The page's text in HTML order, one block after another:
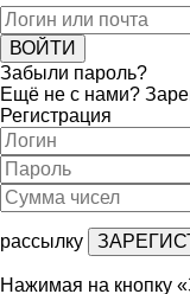
Забыли пароль?
Ещё не с нами?
Регистрация
рассылку
Нажимая на кнопку